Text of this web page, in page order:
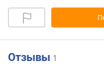
Отзывы 1